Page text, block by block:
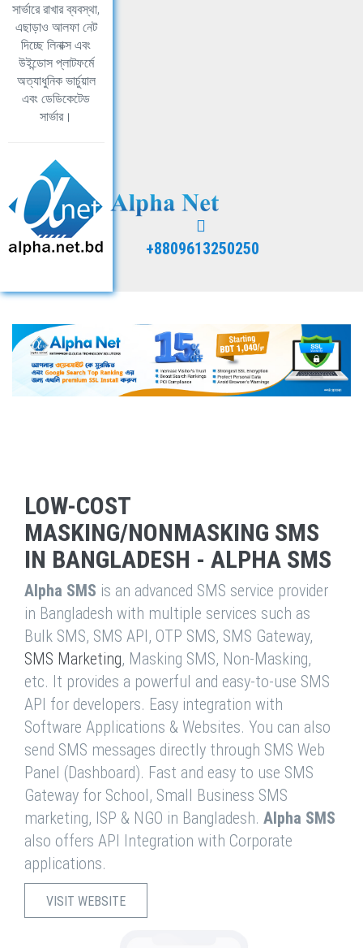
সার্ভারে রাখার ব্যবস্থা,
এছাড়াও আলফা নেট
দিচ্ছে লিনাক্স এবং
উইন্ডোস প্লাটফর্মে
অত্যাধুনিক ভার্চুয়াল
এবং ডেডিকেটেড
সার্ভার।
+8809613250250
LOW-COST
MASKING/NONMASKING SMS
IN BANGLADESH - ALPHA SMS
Alpha SMS is an advanced SMS service provider
in Bangladesh with multiple services such as
Bulk SMS, SMS API, OTP SMS, SMS Gateway,
SMS Marketing, Masking SMS, Non-Masking,
etc. It provides a powerful and easy-to-use SMS
API for developers. Easy integration with
Software Applications & Websites. You can also
send SMS messages directly through SMS Web
Panel (Dashboard). Fast and easy to use SMS
Gateway for School, Small Business SMS
marketing, ISP & NGO in Bangladesh. Alpha SMS
also offers API Integration with Corporate
applications.
VISIT WEBSITE